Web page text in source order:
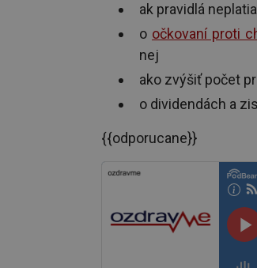
ak pravidlá
o očkovaní proti
nej
ako zvýšiť počet
o dividendách a
{{odporucane}}